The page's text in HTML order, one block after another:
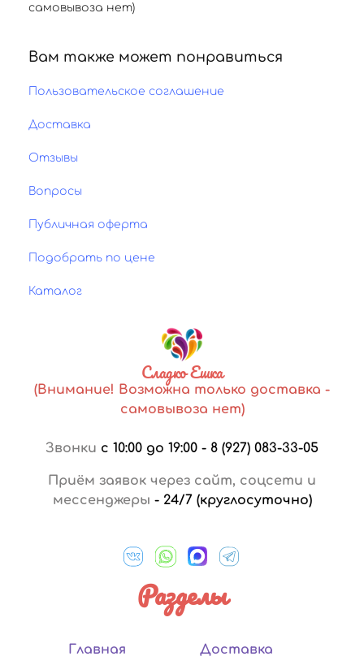
самовывоза нет)
Вам также может понравиться
Пользовательское соглашение
Доставка
Отзывы
Вопросы
Публичная оферта
Подобрать по цене
Каталог
Сладко Ешка
(Внимание! Возможна только доставка -
самовывоза нет)
Звонки с 10:00 до 19:00 - 8 (927) 083-33-05
Приём заявок через сайт, соцсети и
мессенджеры - 24/7 (круглосуточно)
Разделы
Главная
Доставка